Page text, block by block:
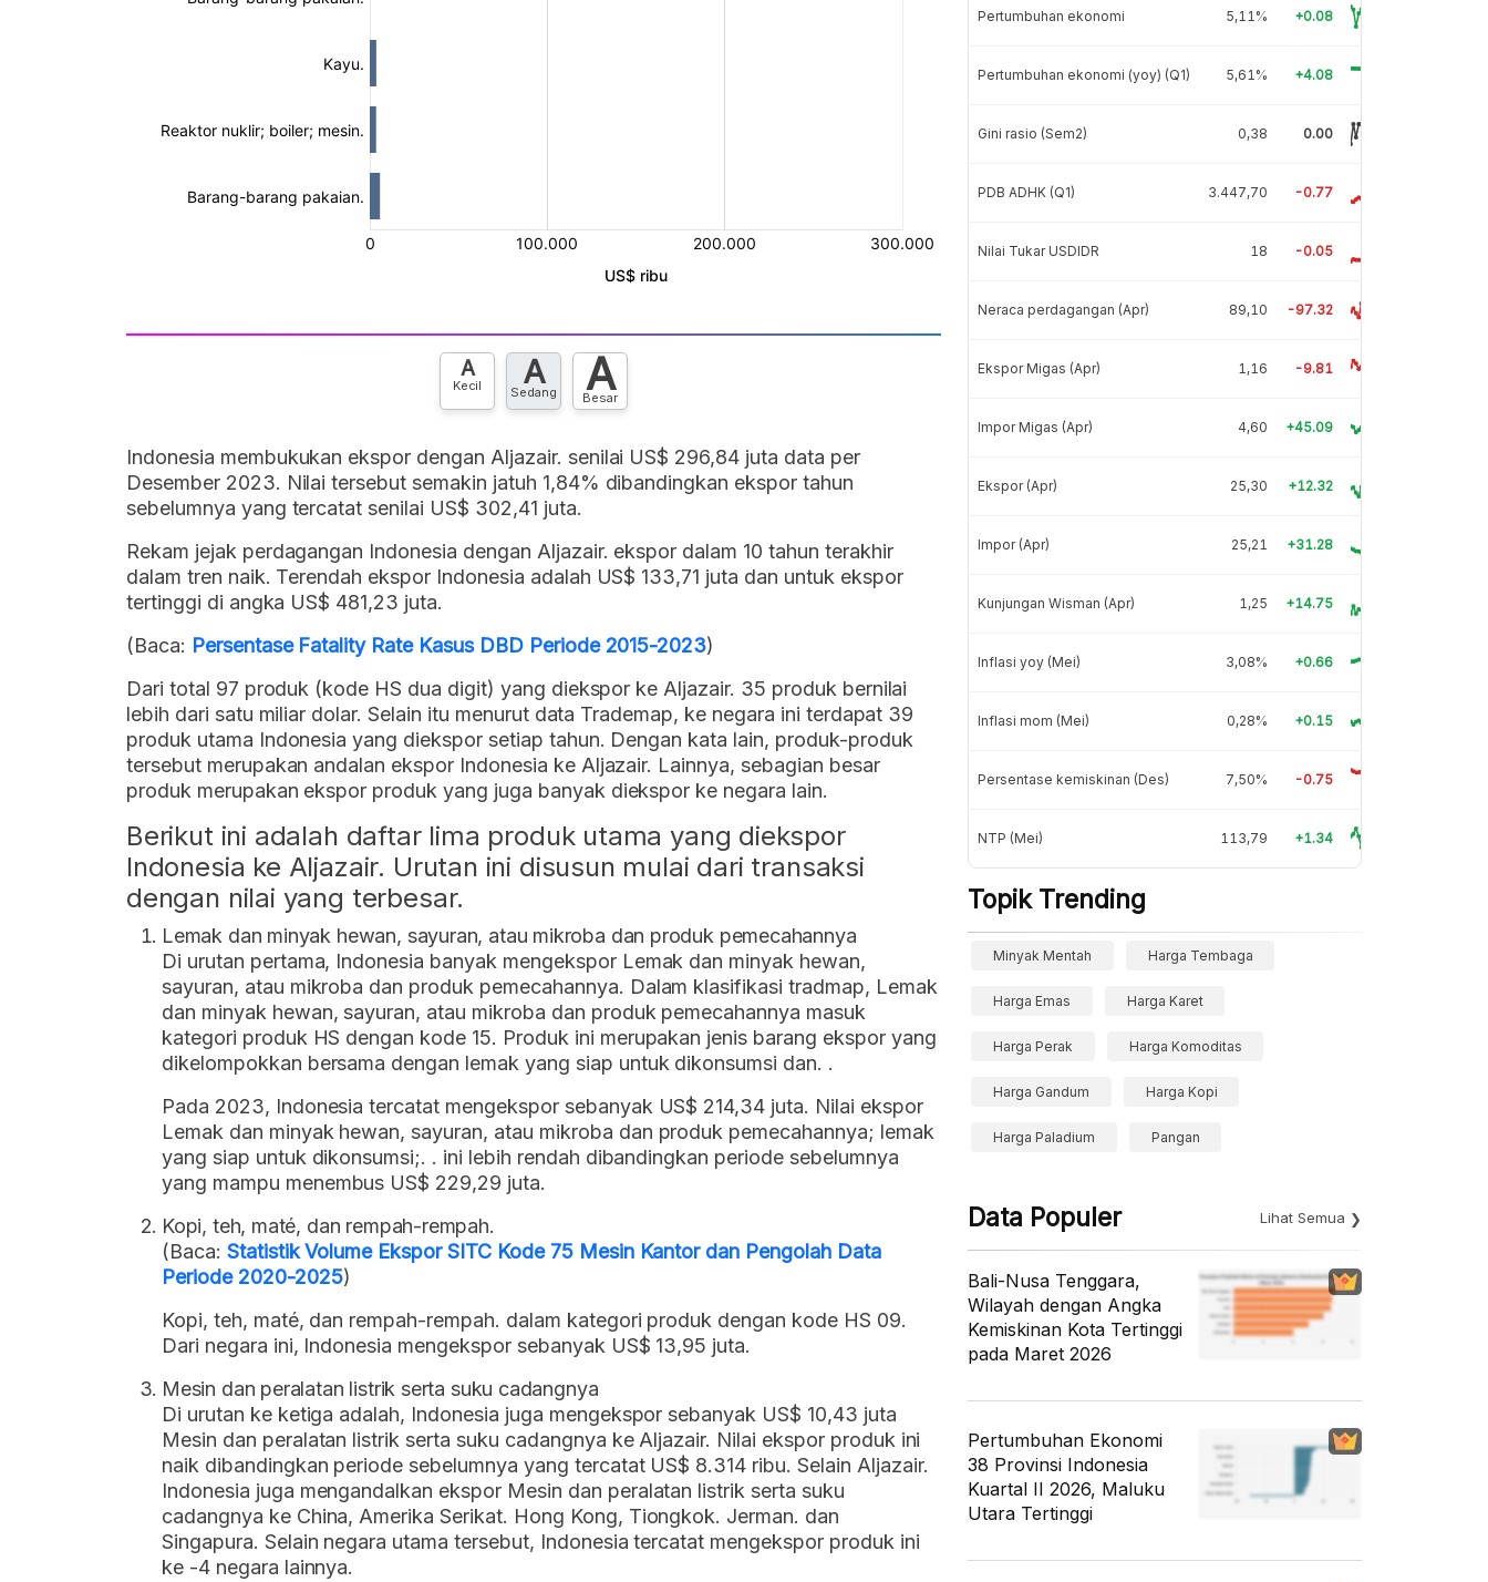
A
Kecil A
Sedang A
Besar
Indonesia membukukan ekspor dengan Aljazair. senilai US$ 296,84 juta data per
Desember 2023. Nilai tersebut semakin jatuh 1,84% dibandingkan ekspor tahun
sebelumnya yang tercatat senilai US$ 302,41 juta.
Rekam jejak perdagangan Indonesia dengan Aljazair. ekspor dalam 10 tahun terakhir
dalam tren naik. Terendah ekspor Indonesia adalah US$ 133,71 juta dan untuk ekspor
tertinggi di angka US$ 481,23 juta.
(Baca: Persentase Fatality Rate Kasus DBD Periode 2015-2023)
Dari total 97 produk (kode HS dua digit) yang diekspor ke Aljazair. 35 produk bernilai
lebih dari satu miliar dolar. Selain itu menurut data Trademap, ke negara ini terdapat 39
produk utama Indonesia yang diekspor setiap tahun. Dengan kata lain, produk-produk
tersebut merupakan andalan ekspor Indonesia ke Aljazair. Lainnya, sebagian besar
produk merupakan ekspor produk yang juga banyak diekspor ke negara lain.
Berikut ini adalah daftar lima produk utama yang diekspor
Indonesia ke Aljazair. Urutan ini disusun mulai dari transaksi
dengan nilai yang terbesar.
Lemak dan minyak hewan, sayuran, atau mikroba dan produk pemecahannya
Di urutan pertama, Indonesia banyak mengekspor Lemak dan minyak hewan,
sayuran, atau mikroba dan produk pemecahannya. Dalam klasifikasi tradmap, Lemak
dan minyak hewan, sayuran, atau mikroba dan produk pemecahannya masuk
kategori produk HS dengan kode 15. Produk ini merupakan jenis barang ekspor yang
dikelompokkan bersama dengan lemak yang siap untuk dikonsumsi dan. .
Pada 2023, Indonesia tercatat mengekspor sebanyak US$ 214,34 juta. Nilai ekspor
Lemak dan minyak hewan, sayuran, atau mikroba dan produk pemecahannya; lemak
yang siap untuk dikonsumsi;. . ini lebih rendah dibandingkan periode sebelumnya
yang mampu menembus US$ 229,29 juta.
Kopi, teh, maté, dan rempah-rempah.
(Baca: Statistik Volume Ekspor SITC Kode 75 Mesin Kantor dan Pengolah Data
Periode 2020-2025)
Kopi, teh, maté, dan rempah-rempah. dalam kategori produk dengan kode HS 09.
Dari negara ini, Indonesia mengekspor sebanyak US$ 13,95 juta.
Mesin dan peralatan listrik serta suku cadangnya
Di urutan ke ketiga adalah, Indonesia juga mengekspor sebanyak US$ 10,43 juta
Mesin dan peralatan listrik serta suku cadangnya ke Aljazair. Nilai ekspor produk ini
naik dibandingkan periode sebelumnya yang tercatat US$ 8.314 ribu. Selain Aljazair.
Indonesia juga mengandalkan ekspor Mesin dan peralatan listrik serta suku
cadangnya ke China, Amerika Serikat. Hong Kong, Tiongkok. Jerman. dan
Singapura. Selain negara utama tersebut, Indonesia tercatat mengekspor produk ini
ke -4 negara lainnya.
Pertumbuhan ekonomi 5,11% +0.08
Pertumbuhan ekonomi (yoy) (Q1) 5,61% +4.08
Gini rasio (Sem2) 0,38 0.00
PDB ADHK (Q1) 3.447,70 -0.77
Nilai Tukar USDIDR 18 -0.05
Neraca perdagangan (Apr) 89,10 -97.32
Ekspor Migas (Apr) 1,16 -9.81
Impor Migas (Apr) 4,60 +45.09
Ekspor (Apr) 25,30 +12.32
Impor (Apr) 25,21 +31.28
Kunjungan Wisman (Apr) 1,25 +14.75
Inflasi yoy (Mei) 3,08% +0.66
Inflasi mom (Mei) 0,28% +0.15
Persentase kemiskinan (Des) 7,50% -0.75
NTP (Mei) 113,79 +1.34
Topik Trending
Minyak Mentah Harga Tembaga
Harga Emas Harga Karet
Harga Perak Harga Komoditas
Harga Gandum Harga Kopi
Harga Paladium Pangan
Data Populer Lihat Semua
Bali-Nusa Tenggara,
Wilayah dengan Angka
Kemiskinan Kota Tertinggi
pada Maret 2026
Pertumbuhan Ekonomi
38 Provinsi Indonesia
Kuartal II 2026, Maluku
Utara Tertinggi